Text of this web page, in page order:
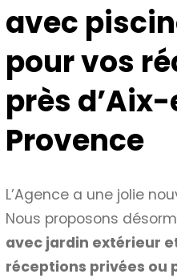
avec
pour vos
près
Provence
L’Agence a une jolie
Nous proposons
avec jardin extérieur
réceptions privées ou